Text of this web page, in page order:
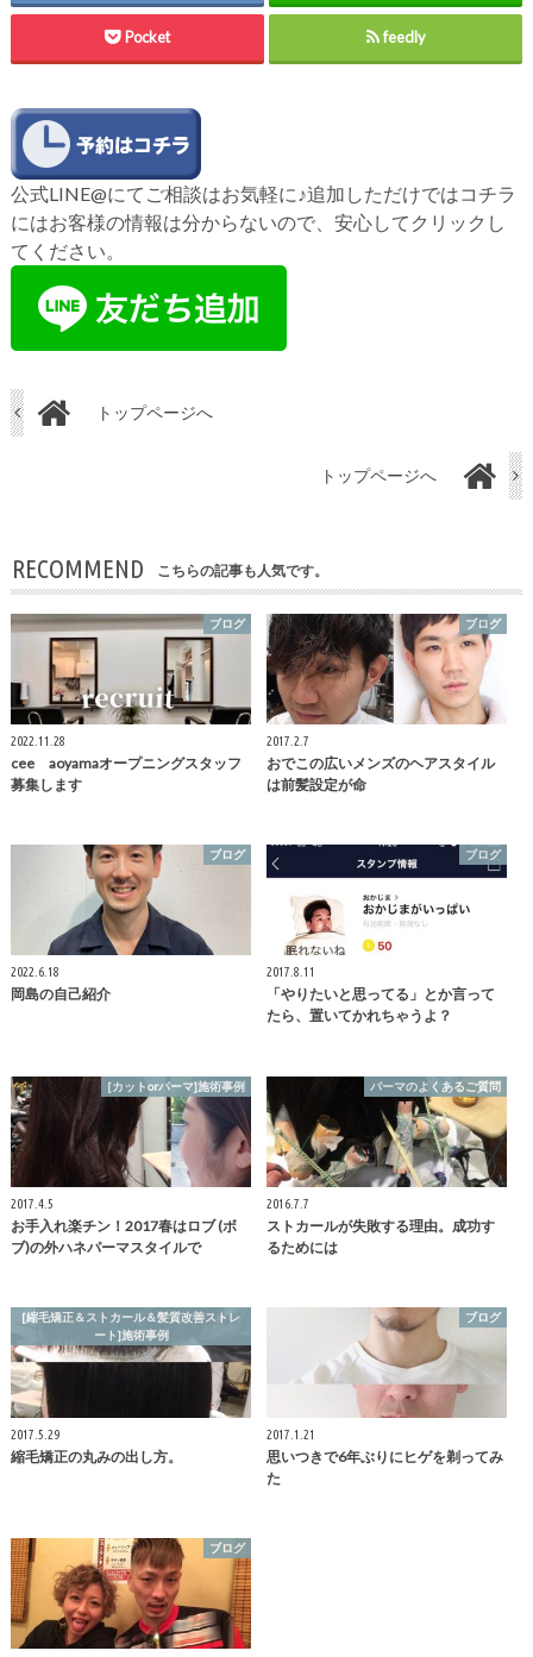
Pocket feedly
公式LINE@にてご相談はお気軽に♪追加しただけではコチラ
にはお客様の情報は分からないので、安心してクリックし
てください。
トップページへ
トップページへ
RECOMMEND こちらの記事も人気です。
ブログ
2022.11.28
cee aoyamaオープニングスタッフ
募集します
ブログ
2017.2.7
おでこの広いメンズのヘアスタイル
は前髪設定が命
ブログ
2022.6.18
岡島の自己紹介
ブログ
2017.8.11
「やりたいと思ってる」とか言って
たら、置いてかれちゃうよ？
[カットorパーマ]施術事例
2017.4.5
お手入れ楽チン！2017春はロブ (ボ
ブ)の外ハネパーマスタイルで
パーマのよくあるご質問
2016.7.7
ストカールが失敗する理由。成功す
るためには
[縮毛矯正＆ストカール＆髪質改善ストレ
ート]施術事例
2017.5.29
縮毛矯正の丸みの出し方。
ブログ
2017.1.21
思いつきで6年ぶりにヒゲを剃ってみ
た
ブログ